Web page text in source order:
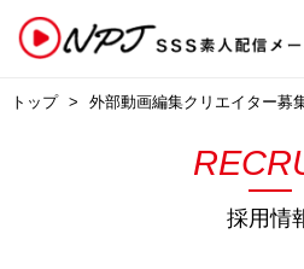
トップ 外部動画編集クリエイター募
採用情